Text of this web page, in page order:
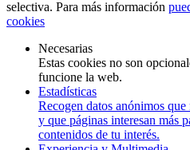
selectiva. Para más información
cookies
Necesarias
Estas cookies no son
funcione la web.
Estadísticas
Recogen datos anónimos
y que páginas interesan más
contenidos de tu interés.